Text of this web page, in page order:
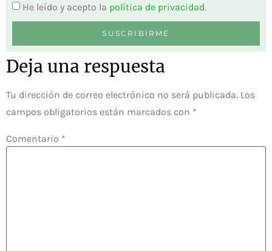
He leído y acepto la política de privacidad.
SUSCRIBIRME
Deja una respuesta
Tu dirección de correo electrónico no será publicada. Los
campos obligatorios están marcados con *
Comentario *